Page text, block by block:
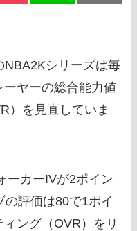
シリーズは毎
ーヤーの総合能力値
）を見直していま
ーカーIVが2ポイン
の評価は80で1ポイ
ング（OVR）をリ